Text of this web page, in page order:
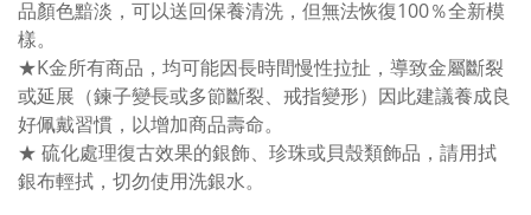
品顏色黯淡，可以送回保養清洗，但無法恢復100％全新模
樣。
★K金所有商品，均可能因長時間慢性拉扯，導致金屬斷裂
或延展（鍊子變長或多節斷裂、戒指變形）因此建議養成良
好佩戴習慣，以增加商品壽命。
★ 硫化處理復古效果的銀飾、珍珠或貝殼類飾品，請用拭
銀布輕拭，切勿使用洗銀水。